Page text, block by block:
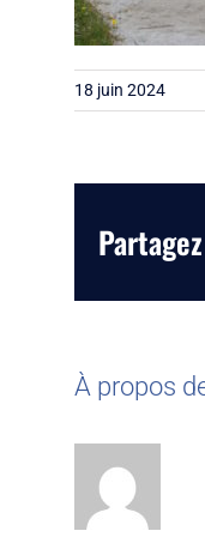
18 juin 2024
À propos